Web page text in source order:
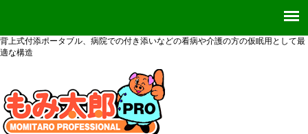
背上式付添ポータブル、病院での付き添いなどの看病や介護の方の仮眠用として最
適な構造